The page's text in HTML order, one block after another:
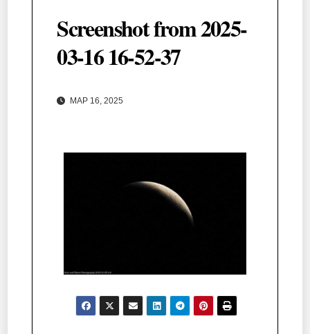
Screenshot from 2025-
03-16 16-52-37
ΜΑΡ 16, 2025